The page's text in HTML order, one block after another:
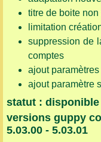
titre de boite
limitation
suppression de
comptes
ajout
ajout paramètre
statut : disponible
versions guppy
5.03.00 - 5.03.01